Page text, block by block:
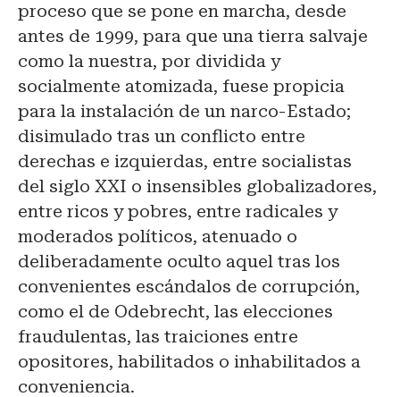
proceso que se pone en marcha, desde
antes de 1999, para que una tierra salvaje
como la nuestra, por dividida y
socialmente atomizada, fuese propicia
para la instalación de un narco-Estado;
disimulado tras un conflicto entre
derechas e izquierdas, entre socialistas
del siglo XXI o insensibles globalizadores,
entre ricos y pobres, entre radicales y
moderados políticos, atenuado o
deliberadamente oculto aquel tras los
convenientes escándalos de corrupción,
como el de Odebrecht, las elecciones
fraudulentas, las traiciones entre
opositores, habilitados o inhabilitados a
conveniencia.